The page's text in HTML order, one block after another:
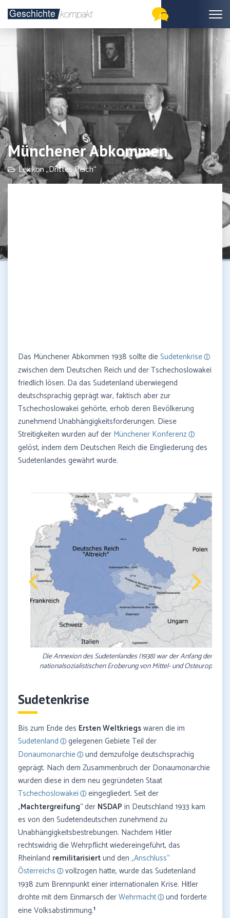
Münchener Abkommen
Lexikon „Drittes Reich“
Das Münchener Abkommen 1938 sollte dieSudetenkrise
zwischen dem Deutschen Reich und der Tschechoslowakei
friedlich lösen. Da das Sudetenland überwiegend
deutschsprachig geprägt war, faktisch aber zur
Tschechoslowakei gehörte, erhob deren Bevölkerung
zunehmend Unabhängigkeitsforderungen. Diese
Streitigkeiten wurden auf der Münchener Konferenz
gelöst, indem dem Deutschen Reich die Eingliederung des
Sudetenlandes gewährt wurde.
Die Annexion des Sudetenlandes (1938) war der Anfang der
nationalsozialistischen Eroberung von Mittel- und Osteuropa
Sudetenkrise
Bis zum Ende des Ersten Weltkriegswaren die im
Sudetenland
gelegenen Gebiete Teil der
Donaumonarchie
und demzufolge deutschsprachig
geprägt. Nach dem Zusammenbruch der Donaumonarchie
wurden diese in dem neu gegründeten Staat
Tschechoslowakei
eingegliedert. Seit der
„Machtergreifung“ der NSDAP in Deutschland 1933 kam
es von den Sudetendeutschen zunehmend zu
Unabhängigkeitsbestrebungen. Nachdem Hitler
rechtswidrig die Wehrpflicht wiedereingeführt, das
Rheinland remilitarisiertund den „Anschluss“
Österreichs
vollzogen hatte, wurde das Sudetenland
1938 zum Brennpunkt einer internationalen Krise. Hitler
drohte mit dem Einmarsch derWehrmacht
und forderte
eine Volksabstimmung.1